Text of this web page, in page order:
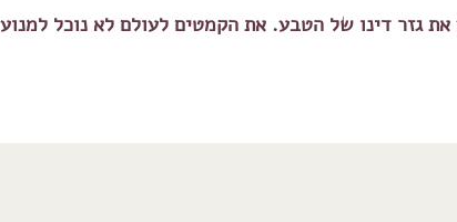
את גזר דינו של הטבע. את הקמטים לעולם לא נוכל